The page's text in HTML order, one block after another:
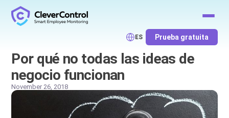
ES Prueba gratuita
Por qué no todas las ideas de
negocio funcionan
November 26, 2018